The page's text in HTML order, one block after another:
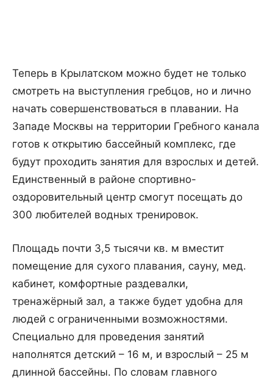
Теперь в Крылатском можно будет не только
смотреть на выступления гребцов, но и лично
начать совершенствоваться в плавании. На
Западе Москвы на территории Гребного канала
готов к открытию бассейный комплекс, где
будут проходить занятия для взрослых и детей.
Единственный в районе спортивно-
оздоровительный центр смогут посещать до
300 любителей водных тренировок.
Площадь почти 3,5 тысячи кв. м вместит
помещение для сухого плавания, сауну, мед.
кабинет, комфортные раздевалки,
тренажёрный зал, а также будет удобна для
людей с ограниченными возможностями.
Специально для проведения занятий
наполнятся детский – 16 м, и взрослый – 25 м
длинной бассейны. По словам главного